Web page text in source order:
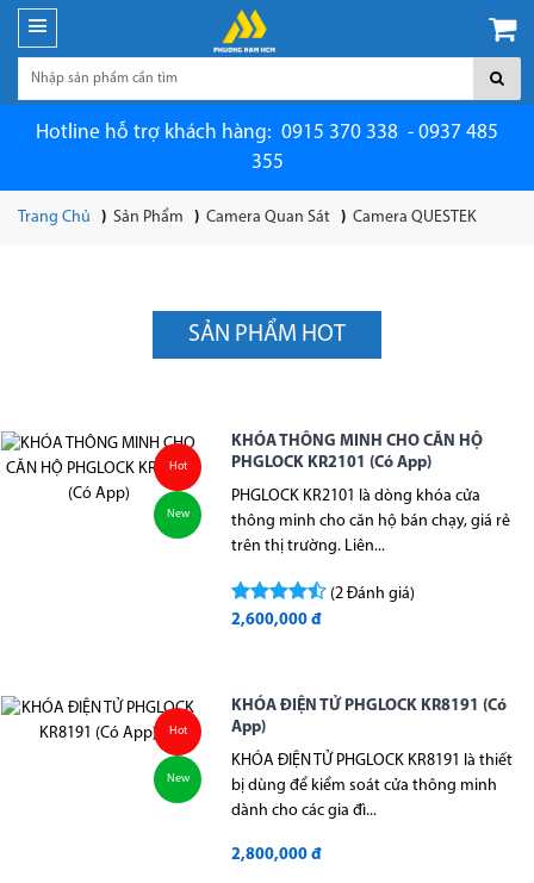
Hotline hỗ trợ khách hàng: 0915 370 338 - 0937 485
355
Trang Chủ Sản Phẩm Camera Quan Sát Camera QUESTEK
SẢN PHẨM HOT
Hot
New
KHÓA THÔNG MINH CHO CĂN HỘ
PHGLOCK KR2101 (Có App)
PHGLOCK KR2101 là dòng khóa cửa
thông minh cho căn hộ bán chạy, giá rẻ
trên thị trường. Liên...
(2 Đánh giá)
2,600,000 đ
Hot
New
KHÓA ĐIỆN TỬ PHGLOCK KR8191 (Có
App)
KHÓA ĐIỆN TỬ PHGLOCK KR8191 là thiết
bị dùng để kiểm soát cửa thông minh
dành cho các gia đì...
2,800,000 đ